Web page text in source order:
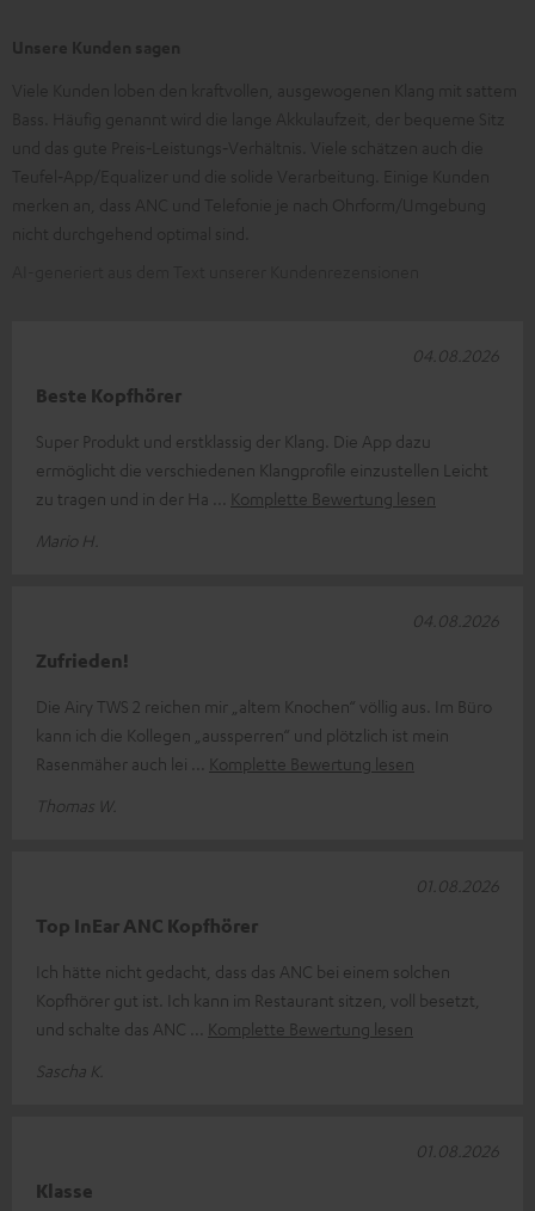
Beste Kopfhörer
Super Produkt und erstklassig der Klang. Die App dazu
ermöglicht die verschiedenen Klangprofile einzustellen Leicht
zu tragen und in der Ha
Komplette Bewertung lesen
Mario H.
04.08.2026
Zufrieden!
Die Airy TWS 2 reichen mir „altem Knochen“ völlig aus. Im Büro
kann ich die Kollegen „aussperren“ und plötzlich ist mein
Rasenmäher auch lei
Komplette Bewertung lesen
Thomas W.
04.08.2026
Top InEar ANC Kopfhörer
Ich hätte nicht gedacht, dass das ANC bei einem solchen
Kopfhörer gut ist. Ich kann im Restaurant sitzen, voll besetzt,
und schalte das ANC
Komplette Bewertung lesen
Sascha K.
01.08.2026
Klasse
01.08.2026